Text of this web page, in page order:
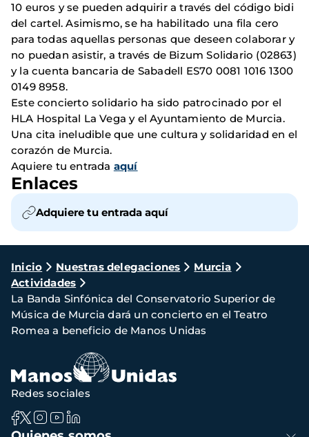
10 euros y se pueden adquirir a través del código bidi
del cartel. Asimismo, se ha habilitado una fila cero
para todas aquellas personas que deseen colaborar y
no puedan asistir, a través de Bizum Solidario (02863)
y la cuenta bancaria de Sabadell ES70 0081 1016 1300
0149 8958.
Este concierto solidario ha sido patrocinado por el
HLA Hospital La Vega y el Ayuntamiento de Murcia.
Una cita ineludible que une cultura y solidaridad en el
corazón de Murcia.
Aquiere tu entrada aquí
Enlaces
Adquiere tu entrada aquí
Ruta
de
navegación
Inicio Nuestras delegaciones
Murcia
Actividades
La Banda Sinfónica del Conservatorio Superior de
Música de Murcia dará un concierto en el Teatro
Romea a beneficio de Manos Unidas
Navegación
Redes sociales